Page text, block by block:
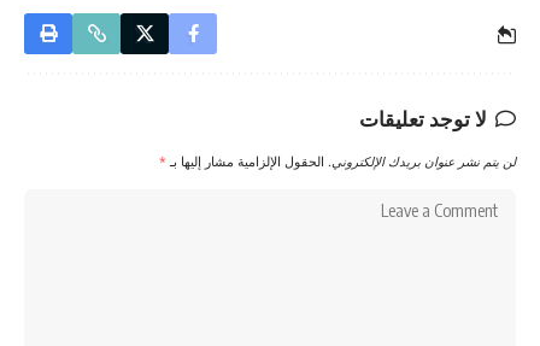
لا توجد تعليقات
لن يتم نشر عنوان بريدك الإلكتروني. الحقول الإلزامية مشار إليها بـ *